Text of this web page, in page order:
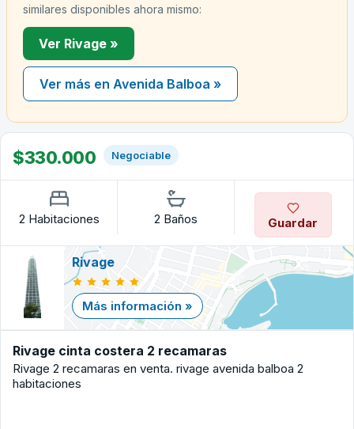
similares disponibles ahora mismo:
Ver Rivage »
Ver más en Avenida Balboa »
$330.000 Negociable
2 Habitaciones 2 Baños Guardar
Rivage
Más información »
Rivage cinta costera 2 recamaras
Rivage 2 recamaras en venta. rivage avenida balboa 2
habitaciones